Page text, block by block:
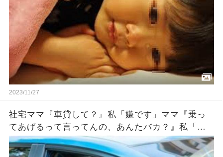
2023/11/27
社宅ママ『車貸して？』私「嫌です」ママ『乗っ
てあげるって言ってんの、あんたバカ？』私「バ
カとはなんですか！」『新入りのクセに生意気！
パパに言いつけてやる！』後日→